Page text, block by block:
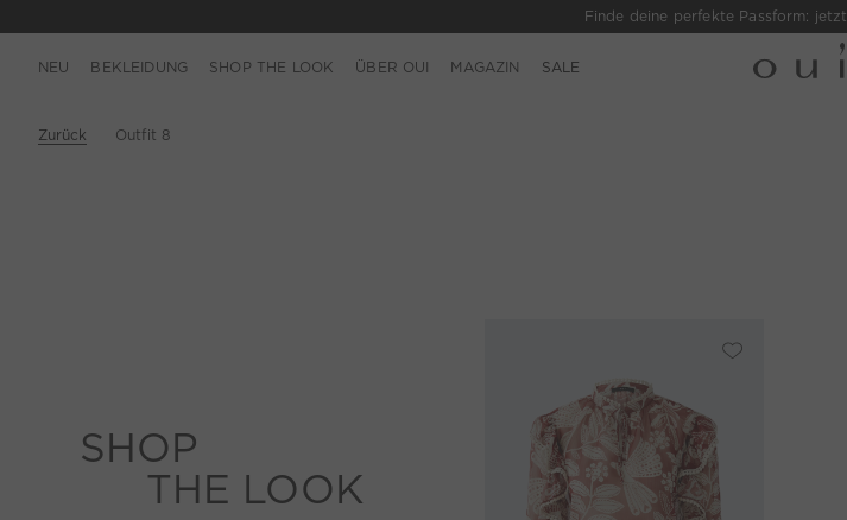
Finde deine perfekte Passform: jetzt
NEU BEKLEIDUNG SHOP THE LOOK ÜBER OUI MAGAZIN SALE
Zurück Outfit 8
SHOP
THE LOOK